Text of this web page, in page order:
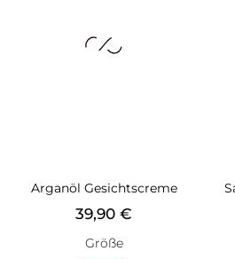
Arganöl Gesichtscreme
Preis
39,90 €
Größe